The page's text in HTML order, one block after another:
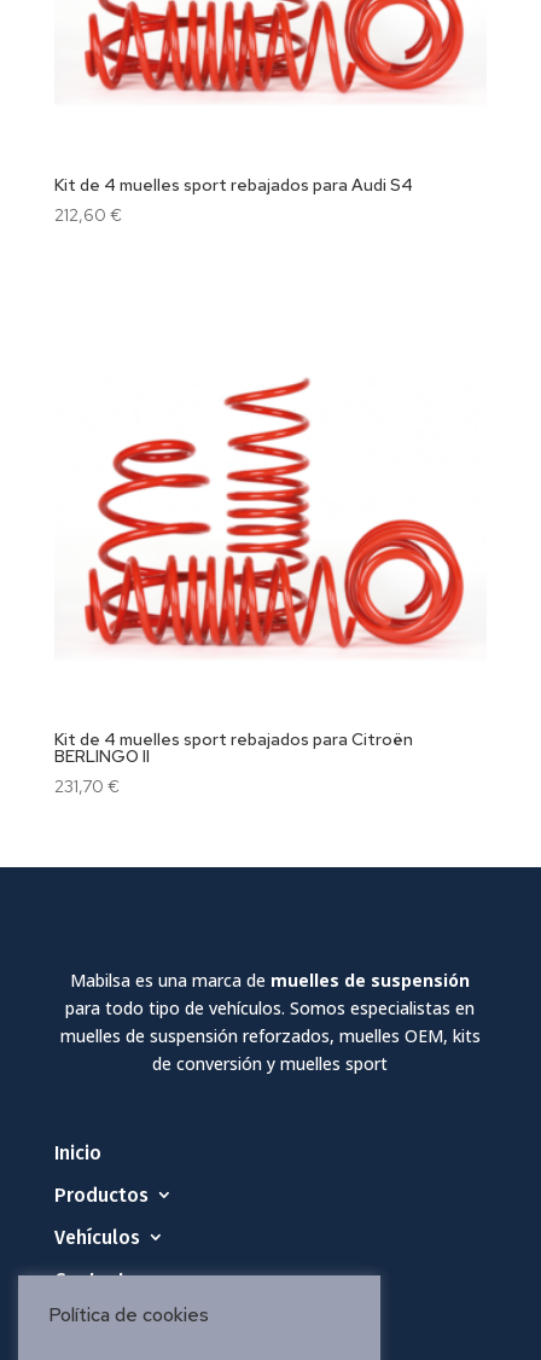
Kit de 4 muelles sport rebajados para Audi S4
212,60 €
Kit de 4 muelles sport rebajados para Citroën
BERLINGO II
231,70 €
Mabilsa es una marca de muelles de suspensión
para todo tipo de vehículos. Somos especialistas en
muelles de suspensión reforzados, muelles OEM, kits
de conversión y muelles sport
Inicio
Productos
Vehículos
Contacto
Política de cookies